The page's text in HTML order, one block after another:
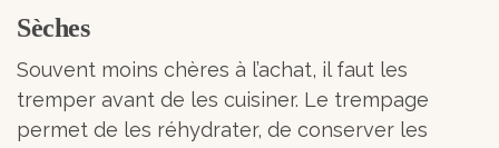
Sèches
Souvent moins chères à l’achat, il faut les
tremper avant de les cuisiner. Le trempage
permet de les réhydrater, de conserver les